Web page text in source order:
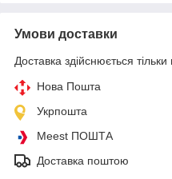
Умови доставки
Доставка здійснюється
Нова Пошта
Укрпошта
Meest ПОШТА
Доставка поштою